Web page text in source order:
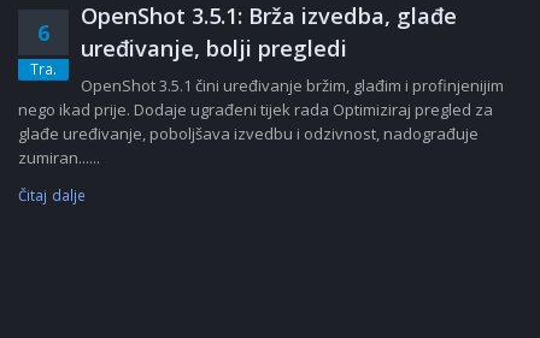
6
Tra.
OpenShot 3.5.1: Brža izvedba, glađe
uređivanje, bolji pregledi
OpenShot 3.5.1 čini uređivanje bržim, glađim i profinjenijim
nego ikad prije. Dodaje ugrađeni tijek rada Optimiziraj pregled za
glađe uređivanje, poboljšava izvedbu i odzivnost, nadograđuje
zumiran......
Čitaj dalje